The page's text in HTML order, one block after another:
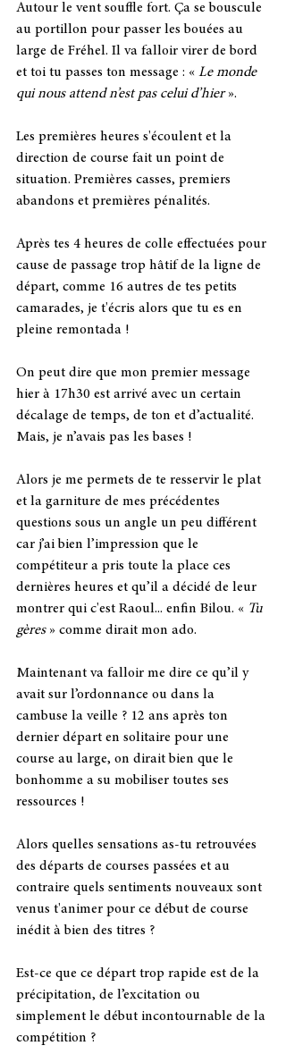
Autour le vent souffle fort. Ça se bouscule
au portillon pour passer les bouées au
large de Fréhel. Il va falloir virer de bord
et toi tu passes ton message : « Le monde
qui nous attend n’est pas celui d’hier ».
Les premières heures s'écoulent et la
direction de course fait un point de
situation. Premières casses, premiers
abandons et premières pénalités.
Après tes 4 heures de colle effectuées pour
cause de passage trop hâtif de la ligne de
départ, comme 16 autres de tes petits
camarades, je t'écris alors que tu es en
pleine remontada !
On peut dire que mon premier message
hier à 17h30 est arrivé avec un certain
décalage de temps, de ton et d’actualité.
Mais, je n’avais pas les bases !
Alors je me permets de te resservir le plat
et la garniture de mes précédentes
questions sous un angle un peu différent
car j’ai bien l’impression que le
compétiteur a pris toute la place ces
dernières heures et qu’il a décidé de leur
montrer qui c'est Raoul... enfin Bilou. « Tu
gères » comme dirait mon ado.
Maintenant va falloir me dire ce qu’il y
avait sur l’ordonnance ou dans la
cambuse la veille ? 12 ans après ton
dernier départ en solitaire pour une
course au large, on dirait bien que le
bonhomme a su mobiliser toutes ses
ressources !
Alors quelles sensations as-tu retrouvées
des départs de courses passées et au
contraire quels sentiments nouveaux sont
venus t'animer pour ce début de course
inédit à bien des titres ?
Est-ce que ce départ trop rapide est de la
précipitation, de l’excitation ou
simplement le début incontournable de la
compétition ?